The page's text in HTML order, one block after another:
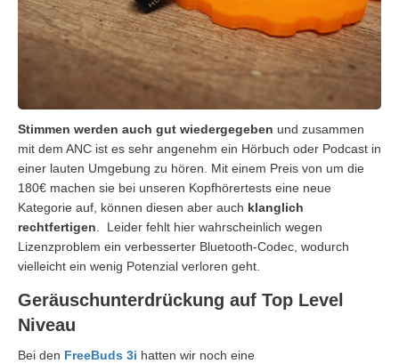
Stimmen werden auch gut wiedergegeben und zusammen
mit dem ANC ist es sehr angenehm ein Hörbuch oder Podcast in
einer lauten Umgebung zu hören. Mit einem Preis von um die
180€ machen sie bei unseren Kopfhörertests eine neue
Kategorie auf, können diesen aber auch klanglich
rechtfertigen . Leider fehlt hier wahrscheinlich wegen
Lizenzproblem ein verbesserter Bluetooth-Codec, wodurch
vielleicht ein wenig Potenzial verloren geht.
Geräuschunterdrückung auf Top Level
Niveau
Bei den FreeBuds 3i hatten wir noch eine